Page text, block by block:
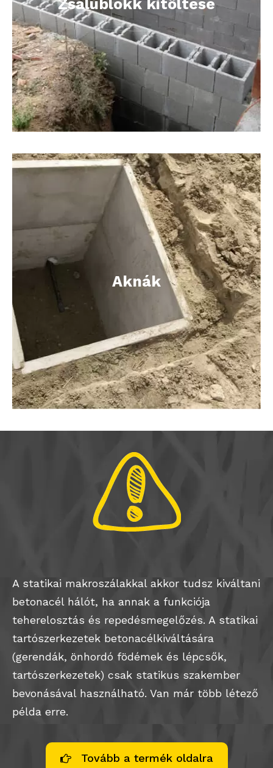
Zsalublokk kitöltése
Aknák
A statikai makroszálakkal akkor tudsz kiváltani
betonacél hálót, ha annak a funkciója
teherelosztás és repedésmegelőzés. A statikai
tartószerkezetek betonacélkiváltására
(gerendák, önhordó födémek és lépcsők,
tartószerkezetek) csak statikus szakember
bevonásával használható. Van már több létező
példa erre.
Tovább a termék oldalra